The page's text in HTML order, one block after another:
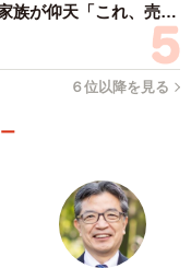
族が仰天「これ、売れ
６位以降を見る